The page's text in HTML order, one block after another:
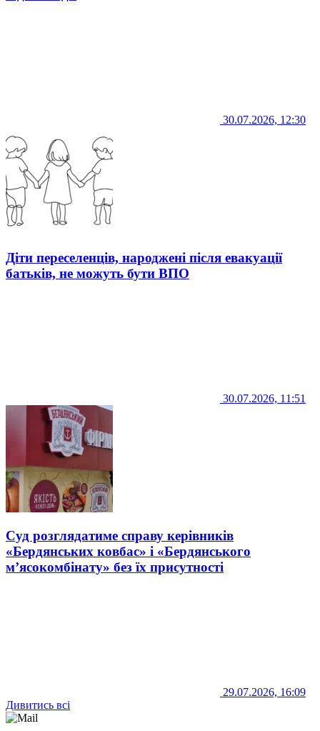
30.07.2026, 12:30
Діти переселенців, народжені після евакуації
батьків, не можуть бути ВПО
30.07.2026, 11:51
Суд розглядатиме справу керівників
«Бердянських ковбас» і «Бердянського
м’ясокомбінату» без їх присутності
29.07.2026, 16:09
Дивитись всі